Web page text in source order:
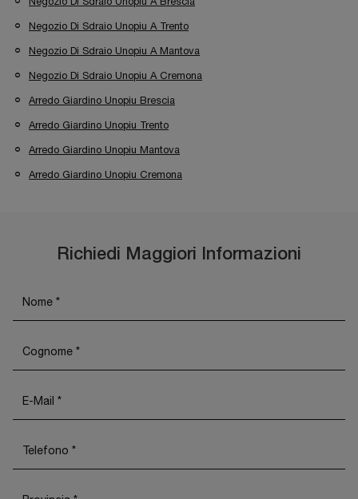
Negozio Di Sdraio Unopiu A Trento
Negozio Di Sdraio Unopiu A Mantova
Negozio Di Sdraio Unopiu A Cremona
Arredo Giardino Unopiu Brescia
Arredo Giardino Unopiu Trento
Arredo Giardino Unopiu Mantova
Arredo Giardino Unopiu Cremona
Richiedi Maggiori Informazioni